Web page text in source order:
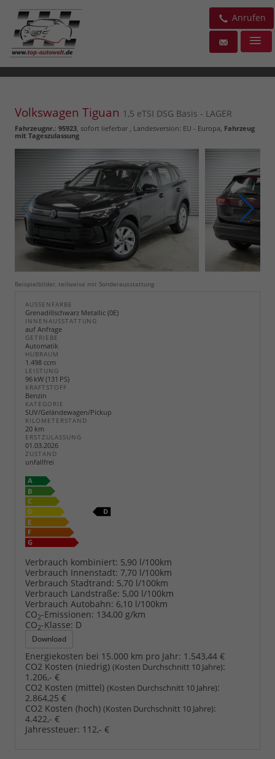
Anrufen
Volkswagen Tiguan 1,5 eTSI DSG Basis - LAGER
Fahrzeugnr.: 95923 sofort lieferbar , Landesversion: EU - Europa, Fahrzeug
mit Tageszulassung
Beispielbilder, teilweise mit Sonderausstattung
AUSSENFARBE
Grenadillschwarz Metallic (0E)
INNENAUSSTATTUNG
auf Anfrage
GETRIEBE
Automatik
HUBRAUM
1.498 ccm
LEISTUNG
96 kW (131 PS)
KRAFTSTOFF
Benzin
KATEGORIE
SUV/Geländewagen/Pickup
KILOMETERSTAND
20 km
ERSTZULASSUNG
01.03.2026
ZUSTAND
unfallfrei
Verbrauch kombiniert: 5,90 l/100km
Verbrauch Innenstadt: 7,70 l/100km
Verbrauch Stadtrand: 5,70 l/100km
Verbrauch Landstraße: 5,00 l/100km
Verbrauch Autobahn: 6,10 l/100km
CO2-Emissionen: 134,00 g/km
CO2-Klasse: D
Download
Energiekosten bei 15.000 km pro Jahr: 1.543,44 €
CO2 Kosten (niedrig) (Kosten Durchschnitt 10 Jahre):
1.206,- €
CO2 Kosten (mittel) (Kosten Durchschnitt 10 Jahre):
2.864,25 €
CO2 Kosten (hoch) (Kosten Durchschnitt 10 Jahre):
4.422,- €
Jahressteuer: 112,- €